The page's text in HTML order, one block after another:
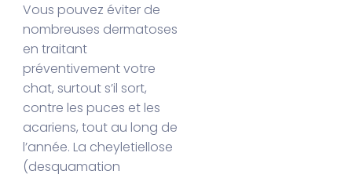
Vous pouvez éviter de
nombreuses dermatoses
en traitant
préventivement votre
chat, surtout s’il sort,
contre les puces et les
acariens, tout au long de
l’année. La cheyletiellose
(desquamation